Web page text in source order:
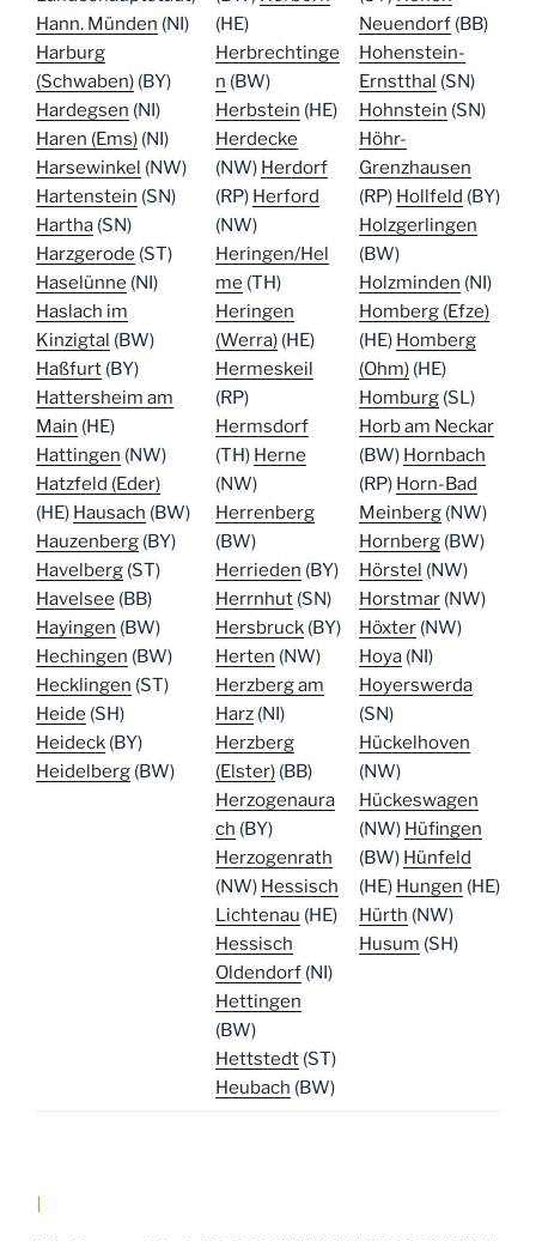
Hann. Münden (NI)
Harburg
(Schwaben) (BY)
Hardegsen (NI)
Haren (Ems) (NI)
Harsewinkel (NW)
Hartenstein (SN)
Hartha (SN)
Harzgerode (ST)
Haselünne (NI)
Haslach im
Kinzigtal (BW)
Haßfurt (BY)
Hattersheim am
Main (HE)
Hattingen (NW)
Hatzfeld (Eder)
(HE) Hausach (BW)
Hauzenberg (BY)
Havelberg (ST)
Havelsee (BB)
Hayingen (BW)
Hechingen (BW)
Hecklingen (ST)
Heide (SH)
Heideck (BY)
Heidelberg (BW)
(HE)
Herbrechtinge
n (BW)
Herbstein (HE)
Herdecke
(NW) Herdorf
(RP) Herford
(NW)
Heringen/Hel
me (TH)
Heringen
(Werra)(HE)
Hermeskeil
(RP)
Hermsdorf
(TH) Herne
(NW)
Herrenberg
(BW)
Herrieden (BY)
Herrnhut(SN)
Hersbruck(BY)
Herten (NW)
Herzberg am
Harz(NI)
Herzberg
(Elster)(BB)
Herzogenaura
ch (BY)
Herzogenrath
(NW) Hessisch
Lichtenau (HE)
Hessisch
Oldendorf(NI)
Hettingen
(BW)
Hettstedt(ST)
Heubach (BW)
Neuendorf(BB)
Hohenstein-
Ernstthal (SN)
Hohnstein (SN)
Höhr-
Grenzhausen
(RP) Hollfeld (BY)
Holzgerlingen
(BW)
Holzminden (NI)
Homberg (Efze)
(HE) Homberg
(Ohm)(HE)
Homburg(SL)
Horb am Neckar
(BW) Hornbach
(RP) Horn-Bad
Meinberg(NW)
Hornberg(BW)
Hörstel (NW)
Horstmar(NW)
Höxter(NW)
Hoya(NI)
Hoyerswerda
(SN)
Hückelhoven
(NW)
Hückeswagen
(NW) Hüfingen
(BW) Hünfeld
(HE) Hungen (HE)
Hürth (NW)
Husum (SH)
I